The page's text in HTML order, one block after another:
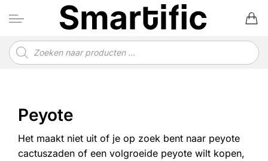
naar
Producten
zoeken
Peyote
Het maakt niet uit of je op zoek bent naar peyote
cactuszaden of een volgroeide peyote wilt kopen,